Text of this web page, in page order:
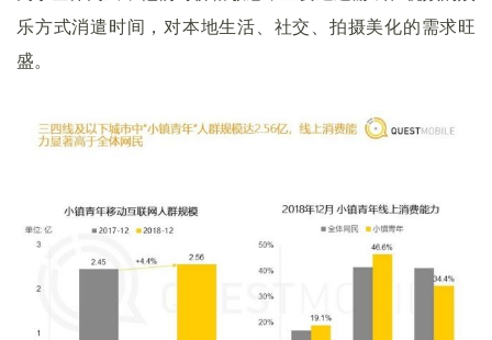
乐方式消遣时间，对本地生活、社交、拍摄美化的需求旺
盛。